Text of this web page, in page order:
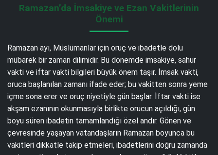
Ramazan’da İmsakiye ve Ezan Vakitlerinin
Önemi
Ramazan ayı, Müslümanlar için oruç ve ibadetle dolu
mübarek bir zaman dilimidir. Bu dönemde imsakiye, sahur
vakti ve iftar vakti bilgileri büyük önem taşır. İmsak vakti,
oruca başlanılan zamanı ifade eder; bu vakitten sonra yeme
içme sona erer ve oruç niyetiyle gün başlar. İftar vakti ise
akşam ezanının okunmasıyla birlikte orucun açıldığı, gün
boyu süren ibadetin tamamlandığı özel andır. Gönen ve
çevresinde yaşayan vatandaşların Ramazan boyunca bu
vakitleri dikkatle takip etmeleri, ibadetlerini doğru zamanda